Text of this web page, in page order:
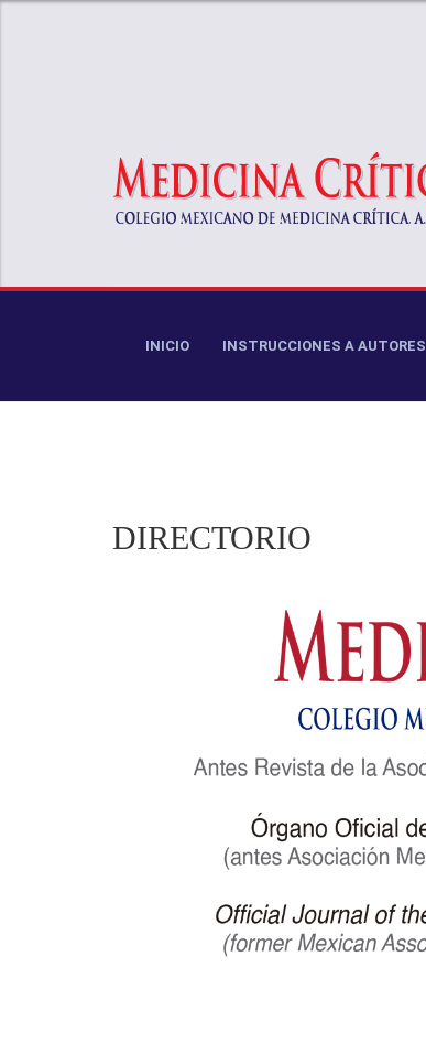
INICIO INSTRUCCIONES A AUTORES
DIRECTORIO